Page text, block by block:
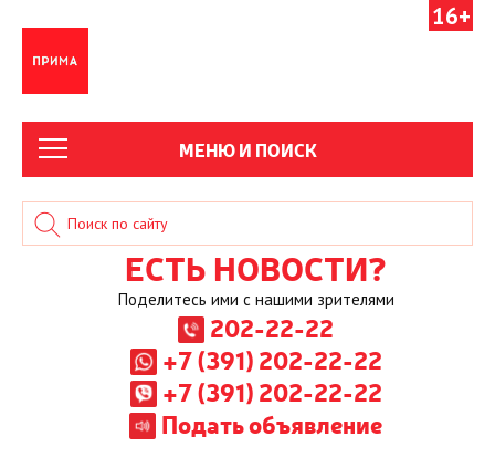
16+
МЕНЮ И ПОИСК
ЕСТЬ НОВОСТИ?
Поделитесь ими с нашими зрителями
202-22-22
+7 (391) 202-22-22
+7 (391) 202-22-22
Подать объявление